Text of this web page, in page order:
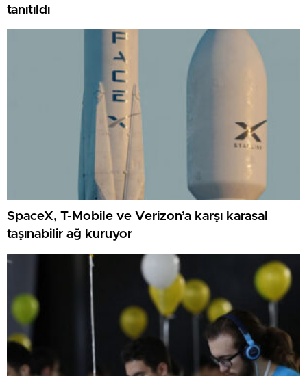
tanıtıldı
SpaceX, T-Mobile ve Verizon’a karşı karasal
taşınabilir ağ kuruyor